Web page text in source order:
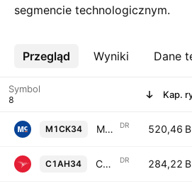
segmencie technologicznym.
Przegląd Wyniki Dane
Więcej
Symbol Kap.
M1CK34 McKesson Corp Shs Unsponsored Brazilian Depositary Receipt Repr 0.015625 Sh DR 520,46 B
C1AH34 Cardinal Health, Inc. Unsponsored Brazilian Depositary Receipt Repr 1 Sh DR 284,22 B